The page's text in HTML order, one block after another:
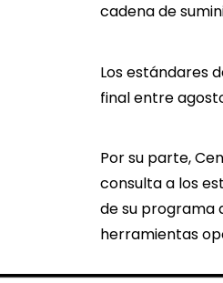
cadena de
Los estándares
final entre
Por su parte,
consulta a los
de su programa
herramientas